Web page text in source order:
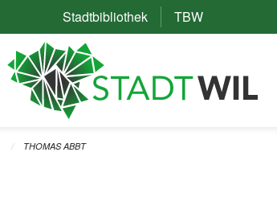
Stadtbibliothek(External Link)
TBW(External Link)
THOMAS ABBT